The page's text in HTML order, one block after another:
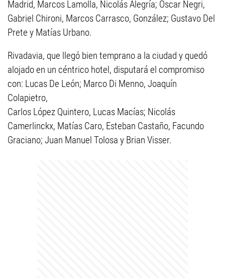
Madrid, Marcos Lamolla, Nicolás Alegría; Oscar Negri,
Gabriel Chironi, Marcos Carrasco, González; Gustavo Del
Prete y Matías Urbano.
Rivadavia, que llegó bien temprano a la ciudad y quedó
alojado en un céntrico hotel, disputará el compromiso
con: Lucas De León; Marco Di Menno, Joaquín
Colapietro,
Carlos López Quintero, Lucas Macías; Nicolás
Camerlinckx, Matías Caro, Esteban Castaño, Facundo
Graciano; Juan Manuel Tolosa y Brian Visser.